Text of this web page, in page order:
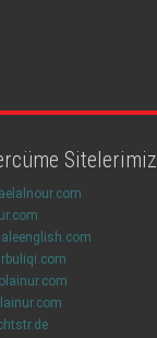
Sitelerimiz